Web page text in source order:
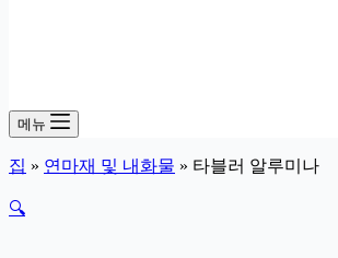
메뉴
집 » 연마재 및 내화물 » 타블러 알루미나
🔍